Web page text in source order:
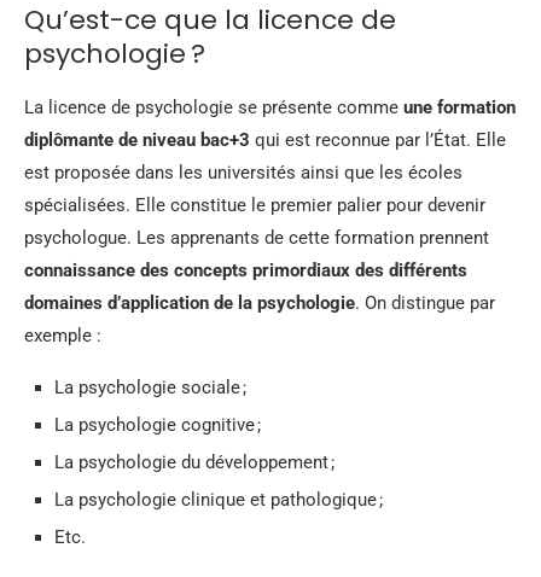
Qu’est-ce que la licence de
psychologie ?
La licence de psychologie se présente comme une formation
diplômante de niveau bac+3 qui est reconnue par l’État. Elle
est proposée dans les universités ainsi que les écoles
spécialisées. Elle constitue le premier palier pour devenir
psychologue. Les apprenants de cette formation prennent
connaissance des concepts primordiaux des différents
domaines d’application de la psychologie. On distingue par
exemple :
La psychologie sociale ;
La psychologie cognitive ;
La psychologie du développement ;
La psychologie clinique et pathologique ;
Etc.